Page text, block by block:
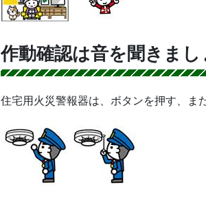
作動確認は音を聞きまし
住宅用火災警報器は、ボタンを押す、ま